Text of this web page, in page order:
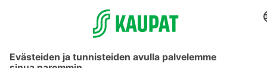
Yhteishyvä Ruoka -sovellus